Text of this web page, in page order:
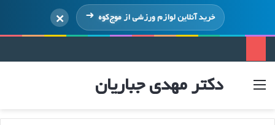
خرید آنلاین لوازم ورزشی ازموج‌کوه ×
دکتر مهدی جباریان
ورود